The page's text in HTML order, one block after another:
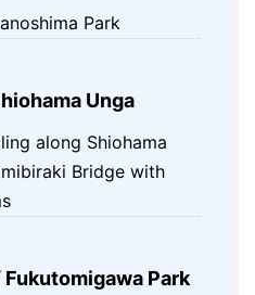
Park
Unga
along Shiohama
Bridge with
Fukutomigawa Park